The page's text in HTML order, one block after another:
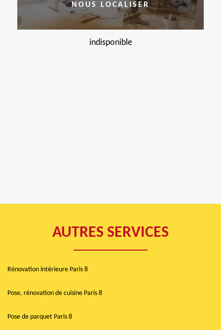
NOUS LOCALISER
indisponible
AUTRES SERVICES
Rénovation intérieure Paris 8
Pose, rénovation de cuisine Paris 8
Pose de parquet Paris 8